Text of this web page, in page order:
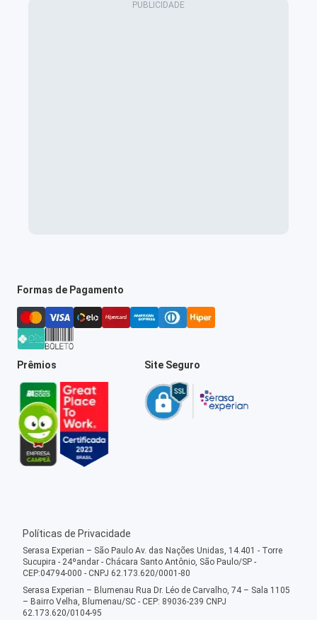
Formas de Pagamento
Prêmios Site Seguro
Políticas de Privacidade
Serasa Experian – São Paulo Av. das Nações Unidas, 14.401 - Torre
Sucupira - 24ºandar - Chácara Santo Antônio, São Paulo/SP -
CEP:04794-000 - CNPJ 62.173.620/0001-80
Serasa Experian – Blumenau Rua Dr. Léo de Carvalho, 74 – Sala 1105
– Bairro Velha, Blumenau/SC - CEP: 89036-239 CNPJ
62.173.620/0104-95